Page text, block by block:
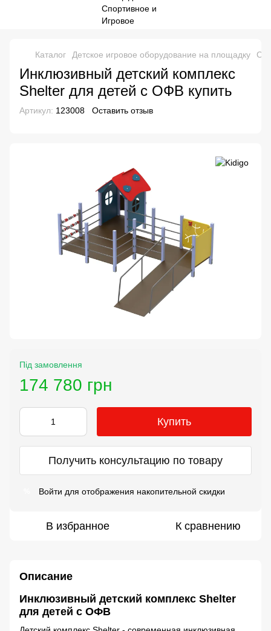
Каталог Детское игровое оборудование на площадку
Инклюзивный детский комплекс
Shelter для детей с ОФВ купить
Артикул: 123008 Оставить отзыв
Під замовлення
174 780 грн
Купить
Получить консультацию по товару
Войти для отображения накопительной скидки
В избранное К сравнению
Описание
Инклюзивный детский комплекс Shelter
для детей с ОФВ